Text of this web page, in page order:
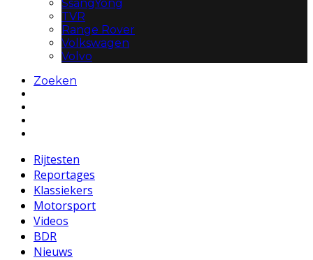
SsangYong
TVR
Range Rover
Volkswagen
Volvo
Zoeken
Rijtesten
Reportages
Klassiekers
Motorsport
Videos
BDR
Nieuws